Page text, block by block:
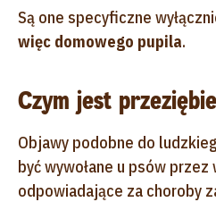
Są one specyficzne
więc domowego pupila.
Czym jest
Objawy podobne do
być wywołane u psów
odpowiadające za choroby